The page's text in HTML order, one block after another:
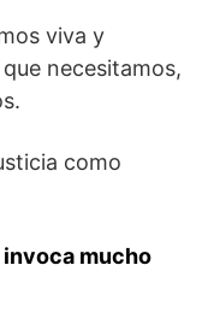
viva y
necesitamos,
como
invoca mucho